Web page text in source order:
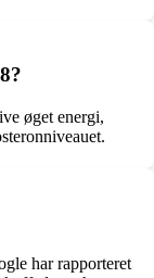
øget energi,
har rapporteret